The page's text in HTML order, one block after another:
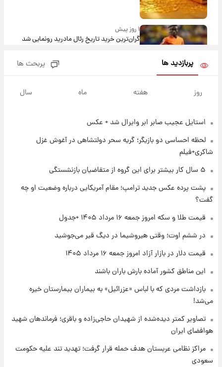
۱ روز پیش
گران‌ترین خرید تاریخ رئال مادرید رونمایی شد
روزها پربارش‌تر خواهند بود؟
۱ روز پیش
شد؛ تیکدری، محبی و سرگیف با اعداد ویژه
۱ روز پیش
شد+فیلم
۱ روز پیش
تغییر تند قیمت محصولات ایران‌خودرو و سایپا
امروز پنجشنبه ۱۵ مرداد ۱۴۰۵ +جدول
قیمت طلا و سکه امروز پنجشنبه ۱۵ مرداد ۱۴۰۵
شارژ جدید کالابرگ برای سه دهک؛ جزئیات اعلام
پربازدید ها پربحث ها
روز هفته ماه سال
استایل عجیب صابر ابر وایرال شد + عکس
لحظه احساسی دو بازیگر؛ گریه سحر دولتشاهی در آغوش غزل
شاکری+فیلم
۵ سال کار بیشتر برای این گروه از متقاضیان بازنشستگی
پشت پرده عکس جدید ترامپ؛ مقام آمریکایی درباره وضعیت او چه
گفت؟
قیمت طلا و سکه امروز جمعه ۱۶ مرداد ۱۴۰۵ +جدول
در ششم اوت؛ وقتی هیروشیما در دیگ قیر می‌جوشید
قیمت دلار در بازار آزاد امروز جمعه ۱۶ مرداد ۱۴۰۵
این مناطق کشور آماده بارش باران باشند
بازداشت مردی که با لباس «عزرائیل» به بیماران بیمارستان خیره
می‌شد!
تصاویر کمتر دیده‌شده از شهیدان حاجی‌زاده و باقری؛ فرماندهان شهید
هوافضای ایران
مراکز نظامی عربستان هدف حمله قرار گرفت؛ تهدید تند علیه حکومت
سعودی